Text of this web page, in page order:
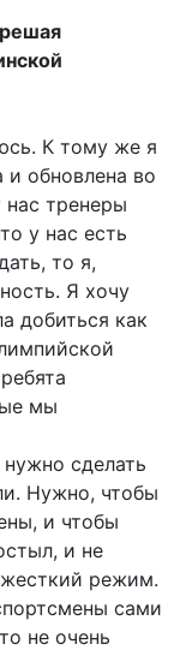
К тому же я
и обновлена во
тренеры
у нас есть
то я,
Я хочу
добиться как
мы
сделать
Нужно, чтобы
и чтобы
и не
жесткий режим.
сами
не очень